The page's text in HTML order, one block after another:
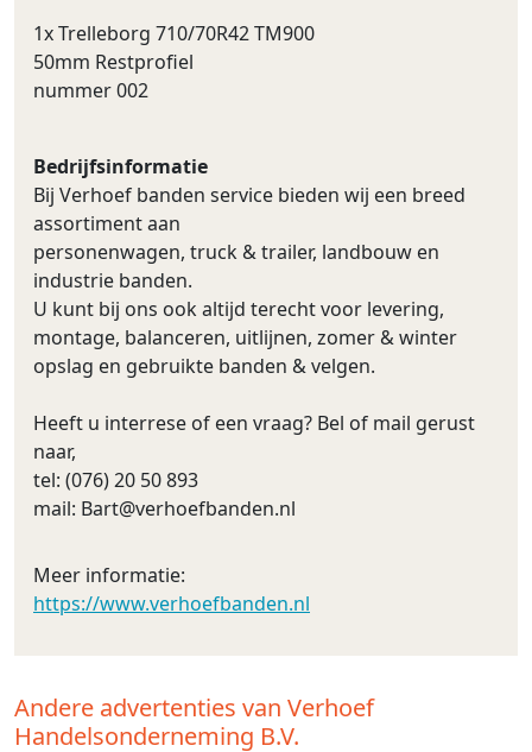
1x Trelleborg 710/70R42 TM900
50mm Restprofiel
nummer 002
Bedrijfsinformatie
Bij Verhoef banden service bieden wij een breed
assortiment aan
personenwagen, truck & trailer, landbouw en
industrie banden.
U kunt bij ons ook altijd terecht voor levering,
montage, balanceren, uitlijnen, zomer & winter
opslag en gebruikte banden & velgen.
Heeft u interrese of een vraag? Bel of mail gerust
naar,
tel: (076) 20 50 893
mail: Bart@verhoefbanden.nl
Meer informatie:
https://www.verhoefbanden.nl
Andere advertenties van Verhoef
Handelsonderneming B.V.